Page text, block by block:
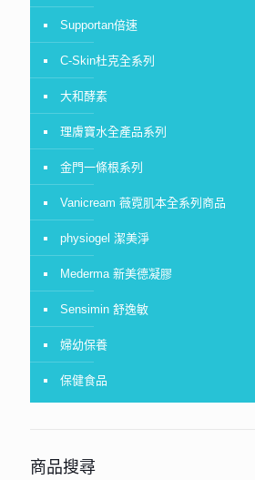
Supportan倍速
C-Skin杜克全系列
大和酵素
理膚寶水全產品系列
金門一條根系列
Vanicream 薇霓肌本全系列商品
physiogel 潔美淨
Mederma 新美德凝膠
Sensimin 舒逸敏
婦幼保養
保健食品
商品搜尋